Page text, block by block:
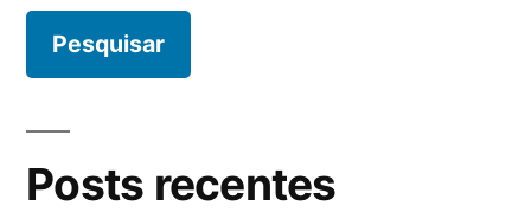
Posts recentes